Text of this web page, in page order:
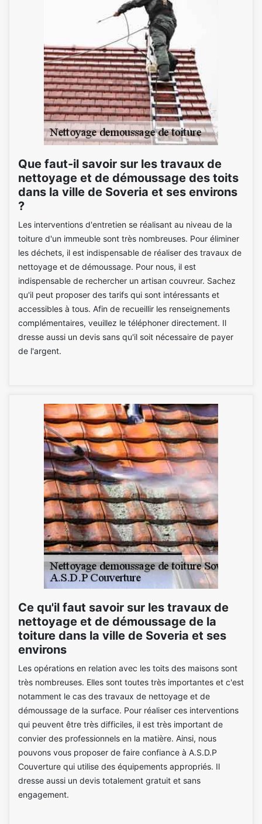
Que faut-il savoir sur les travaux de
nettoyage et de démoussage des toits
dans la ville de Soveria et ses environs
?
Les interventions d'entretien se réalisant au niveau de la
toiture d'un immeuble sont très nombreuses. Pour éliminer
les déchets, il est indispensable de réaliser des travaux de
nettoyage et de démoussage. Pour nous, il est
indispensable de rechercher un artisan couvreur. Sachez
qu'il peut proposer des tarifs qui sont intéressants et
accessibles à tous. Afin de recueillir les renseignements
complémentaires, veuillez le téléphoner directement. Il
dresse aussi un devis sans qu'il soit nécessaire de payer
de l'argent.
Ce qu'il faut savoir sur les travaux de
nettoyage et de démoussage de la
toiture dans la ville de Soveria et ses
environs
Les opérations en relation avec les toits des maisons sont
très nombreuses. Elles sont toutes très importantes et c'est
notamment le cas des travaux de nettoyage et de
démoussage de la surface. Pour réaliser ces interventions
qui peuvent être très difficiles, il est très important de
convier des professionnels en la matière. Ainsi, nous
pouvons vous proposer de faire confiance à A.S.D.P
Couverture qui utilise des équipements appropriés. Il
dresse aussi un devis totalement gratuit et sans
engagement.